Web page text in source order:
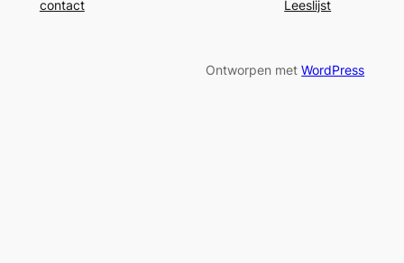
contact
Leeslijst
Ontworpen metWordPress